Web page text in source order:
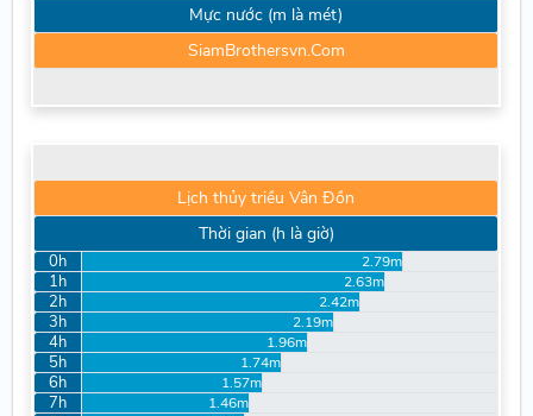
Mực nước (m là mét)
SiamBrothersvn.Com
Lịch thủy triều Vân Đồn
Thời gian (h là giờ)
0h 2.79m
1h 2.63m
2h 2.42m
3h 2.19m
4h 1.96m
5h 1.74m
6h 1.57m
7h 1.46m